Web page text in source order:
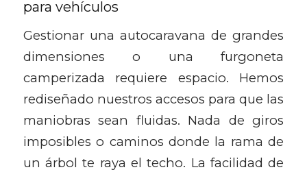
para vehículos
Gestionar una autocaravana de grandes
dimensiones o una furgoneta
camperizada requiere espacio. Hemos
rediseñado nuestros accesos para que las
maniobras sean fluidas. Nada de giros
imposibles o caminos donde la rama de
un árbol te raya el techo. La facilidad de